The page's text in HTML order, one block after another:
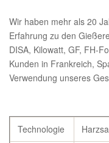
Wir haben mehr als 20
Erfahrung zu den
DISA, Kilowatt, GF, FH-
Kunden in Frankreich,
Verwendung unseres
Technologie